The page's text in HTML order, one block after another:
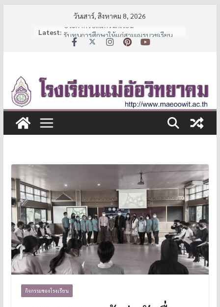
วันเสาร์, สิงหาคม 8, 2026
Latest: ประกาศรับสมัครนักเรียน
รับทุนการศึกษาให้แก่สามเณรบวชเรียน
จาก สพฐ.
ประกาศรายชื่อนักเรียนชั้น ม.1 และ ม.4 ปี
กิจกรรมของโรงเรียน